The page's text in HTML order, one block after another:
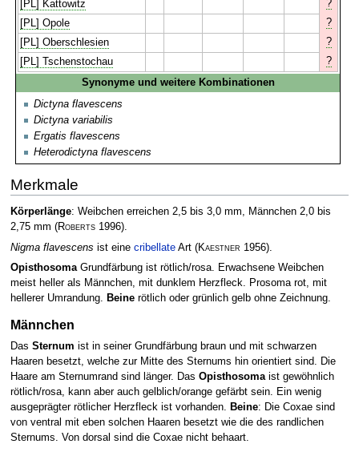
[PL] Kattowitz
?
[PL] Opole
?
[PL] Oberschlesien
?
[PL] Tschenstochau
?
Synonyme und weitere Kombinationen
Dictyna flavescens
Dictyna variabilis
Ergatis flavescens
Heterodictyna flavescens
Merkmale
Körperlänge: Weibchen erreichen 2,5 bis 3,0 mm, Männchen 2,0 bis
2,75 mm (Roberts1996).
Nigma flavescens ist eine cribellateArt (Kaestner 1956).
OpisthosomaGrundfärbung ist rötlich/rosa. Erwachsene Weibchen
meist heller als Männchen, mit dunklem Herzfleck. Prosoma rot, mit
hellerer Umrandung. Beinerötlich oder grünlich gelb ohne Zeichnung.
Männchen
Das Sternum ist in seiner Grundfärbung braun und mit schwarzen
Haaren besetzt, welche zur Mitte des Sternums hin orientiert sind. Die
Haare am Sternumrand sind länger. Das Opisthosomaist gewöhnlich
rötlich/rosa, kann aber auch gelblich/orange gefärbt sein. Ein wenig
ausgeprägter rötlicher Herzfleck ist vorhanden. Beine: Die Coxae sind
von ventral mit eben solchen Haaren besetzt wie die des randlichen
Sternums. Von dorsal sind die Coxae nicht behaart.